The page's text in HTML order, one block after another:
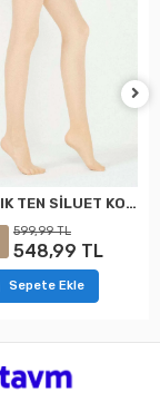
PENTİ AÇIK TEN SİLUET KORSELİ KÜLOTLU ÇORAP XXL
599,99 TL
548,99 TL
Sepete Ekle